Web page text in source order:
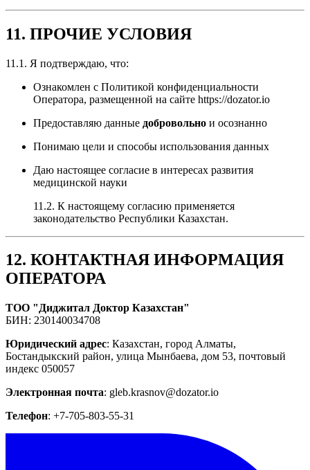
11. ПРОЧИЕ УСЛОВИЯ
11.1. Я подтверждаю, что:
Ознакомлен с Политикой конфиденциальности
Оператора, размещенной на сайте https://dozator.io
Предоставляю данные добровольно и осознанно
Понимаю цели и способы использования данных
Даю настоящее согласие в интересах развития
медицинской науки
11.2. К настоящему согласию применяется
законодательство Республики Казахстан.
12. КОНТАКТНАЯ ИНФОРМАЦИЯ
ОПЕРАТОРА
ТОО "Диджитал Доктор Казахстан"
БИН: 230140034708
Юридический адрес: Казахстан, город Алматы,
Бостандыкский район, улица Мынбаева, дом 53, почтовый
индекс 050057
Электронная почта: gleb.krasnov@dozator.io
Телефон: +7-705-803-55-31